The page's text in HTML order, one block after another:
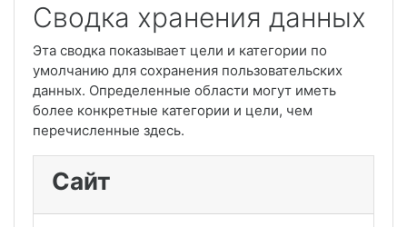
Сводка хранения данных
Эта сводка показывает цели и категории по
умолчанию для сохранения пользовательских
данных. Определенные области могут иметь
более конкретные категории и цели, чем
перечисленные здесь.
Сайт